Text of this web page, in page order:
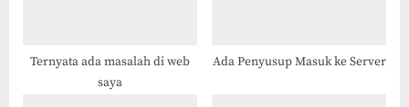
Ternyata ada masalah di web
saya
Ada Penyusup Masuk ke Server